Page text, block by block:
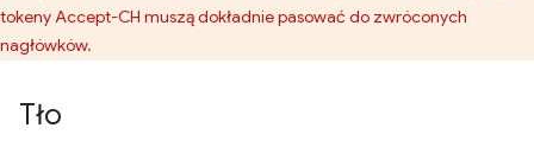
tokeny Accept-CH muszą dokładnie pasować do zwróconych
nagłówków.
Tło